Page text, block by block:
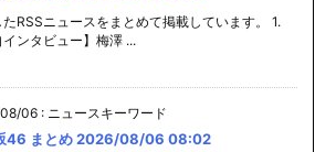
RSSニュースをまとめて掲載しています。 1.
インタビュー】梅澤 ...
06 : ニュースキーワード
46 まとめ 2026/08/06 08:02